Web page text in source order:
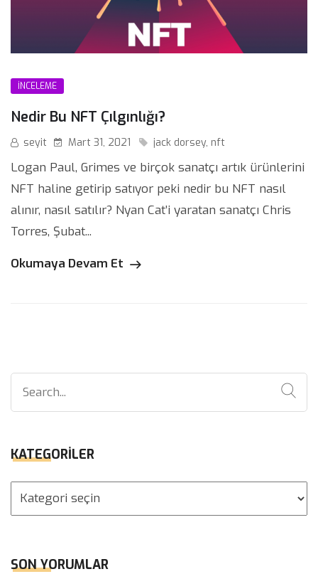
İNCELEME
Nedir Bu NFT Çılgınlığı?
seyit Mart 31, 2021 jack dorsey, nft
Logan Paul, Grimes ve birçok sanatçı artık ürünlerini
NFT haline getirip satıyor peki nedir bu NFT nasıl
alınır, nasıl satılır? Nyan Cat’i yaratan sanatçı Chris
Torres, Şubat...
Okumaya Devam Et
KATEGORILER
Kategoriler
SON YORUMLAR